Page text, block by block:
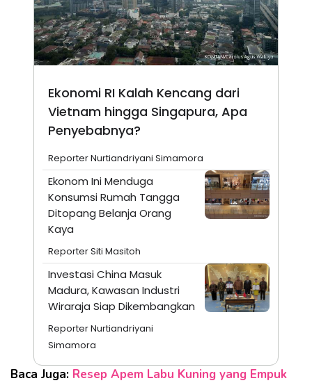
Ekonomi RI Kalah Kencang dari
Vietnam hingga Singapura, Apa
Penyebabnya?
Reporter Nurtiandriyani Simamora
Ekonom Ini Menduga
Konsumsi Rumah Tangga
Ditopang Belanja Orang
Kaya
Reporter Siti Masitoh
Investasi China Masuk
Madura, Kawasan Industri
Wiraraja Siap Dikembangkan
Reporter Nurtiandriyani
Simamora
Baca Juga: Resep Apem Labu Kuning yang Empuk